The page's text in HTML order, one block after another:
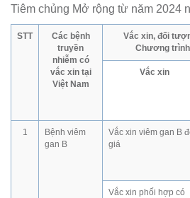
Tiêm chủng Mở rộng từ năm 2024
STT
Các bệnh
truyền
nhiễm có
vắc xin tại
Việt Nam
Vắc xin, đối
Chương
Vắc xin
1
Bệnh viêm
gan B
Vắc xin viêm gan B
giá
Vắc xin phối hợp có